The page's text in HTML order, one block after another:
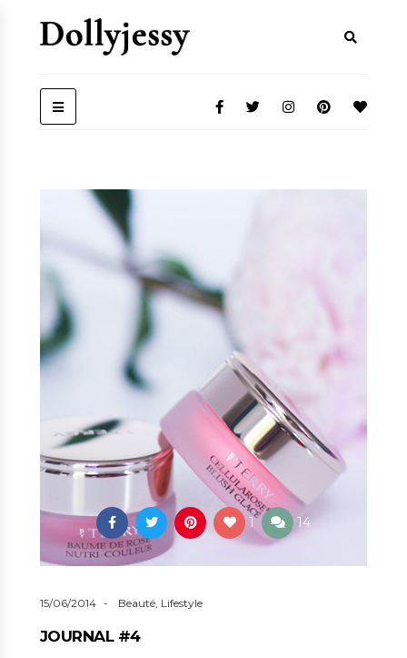
1 14
15/06/2014 Beauté, Lifestyle
JOURNAL #4